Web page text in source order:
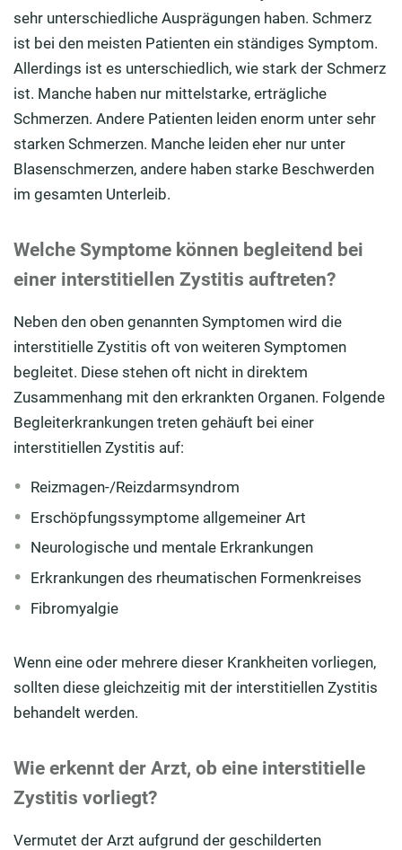
sehr unterschiedliche Ausprägungen haben. Schmerz
ist bei den meisten Patienten ein ständiges Symptom.
Allerdings ist es unterschiedlich, wie stark der Schmerz
ist. Manche haben nur mittelstarke, erträgliche
Schmerzen. Andere Patienten leiden enorm unter sehr
starken Schmerzen. Manche leiden eher nur unter
Blasenschmerzen, andere haben starke Beschwerden
im gesamten Unterleib.
Welche Symptome können begleitend bei
einer interstitiellen Zystitis auftreten?
Neben den oben genannten Symptomen wird die
interstitielle Zystitis oft von weiteren Symptomen
begleitet. Diese stehen oft nicht in direktem
Zusammenhang mit den erkrankten Organen. Folgende
Begleiterkrankungen treten gehäuft bei einer
interstitiellen Zystitis auf:
Reizmagen-/Reizdarmsyndrom
Erschöpfungssymptome allgemeiner Art
Neurologische und mentale Erkrankungen
Erkrankungen des rheumatischen Formenkreises
Fibromyalgie
Wenn eine oder mehrere dieser Krankheiten vorliegen,
sollten diese gleichzeitig mit der interstitiellen Zystitis
behandelt werden.
Wie erkennt der Arzt, ob eine interstitielle
Zystitis vorliegt?
Vermutet der Arzt aufgrund der geschilderten